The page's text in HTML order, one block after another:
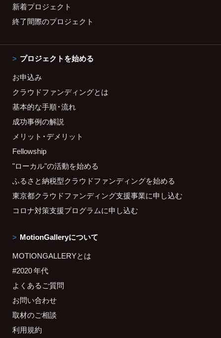
新着プロジェクト
終了間際のプロジェクト
プロジェクトを始める
お申込み
クラウドファンディングとは
基本的な手順・流れ
成功事例の解説
メリット・デメリット
Fellowship
"ローカル"の活動を始める
ふるさと納税型クラウドファンディングを始める
東京都クラウドファンディング支援事業に申し込む
コロナ対策支援プログラムに申し込む
MotionGalleryについて
MOTIONGALLERYとは
#2020 年代
よくあるご質問
お問い合わせ
取材のご相談
利用規約